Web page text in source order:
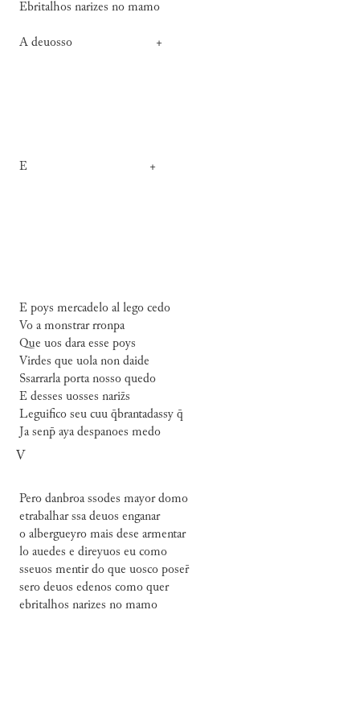
Ebritalhos narizes no mamo
A deuosso +
E +
E poys mercadelo al lego cedo
Vo a monstrar rronpa
Que uos dara esse poys
Virdes que uola non daide
Ssarrarla porta nosso quedo
E desses uosses nariz̄s
Leguifico seu cuu q̄brantadassy q̄
Ja senp̄ aya despanoes medo
V
Pero danbroa ssodes mayor domo
etrabalhar ssa deuos enganar
o albergueyro mais dese armentar
lo auedes e direyuos eu como
sseuos mentir do que uosco poser̄
sero deuos edenos como quer
ebritalhos narizes no mamo